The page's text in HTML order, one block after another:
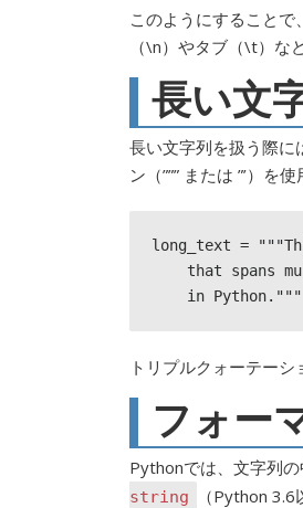
このようにすること
（\n）やタブ（\t）な
長い文
長い文字列を扱う際に
ン（””” または ”’）を
long_text =
    in Python."""
トリプルクォーテー
フォー
Pythonでは、文字列
string
（Python